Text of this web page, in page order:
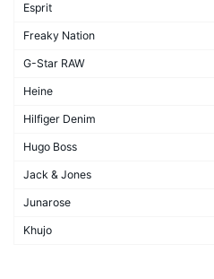
Esprit
Freaky Nation
G-Star RAW
Heine
Hilfiger Denim
Hugo Boss
Jack & Jones
Junarose
Khujo